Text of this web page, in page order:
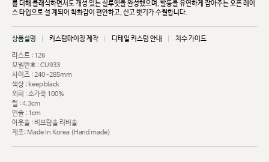
를 더해 클래식하면서도 개성 있는 실루엣을 완성했으며, 발등을 유연하게 잡아주는 오픈 레이
스 타입으로 설 계되어 착화감이 편안하고, 신고 벗기가 수월합니다.
상품설명 커스텀마이징 제작 디테일 커스텀 안내 치수 가이드
라스트 : 126
모델번호 : CU933
사이즈 : 240~285mm
색상 : keep black
외피 : 소가죽 100%
힐 : 4.3cm
인솔 : 1cm
아웃솔 : 비브람솔 러버솔
제조: Made In Korea (Hand made)